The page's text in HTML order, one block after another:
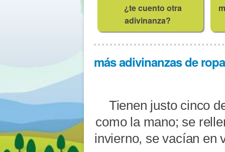
¿te cuento otra
adivinanza?
más adivinanzas de
Tienen justo cinco
como la mano; se
invierno, se vacían en